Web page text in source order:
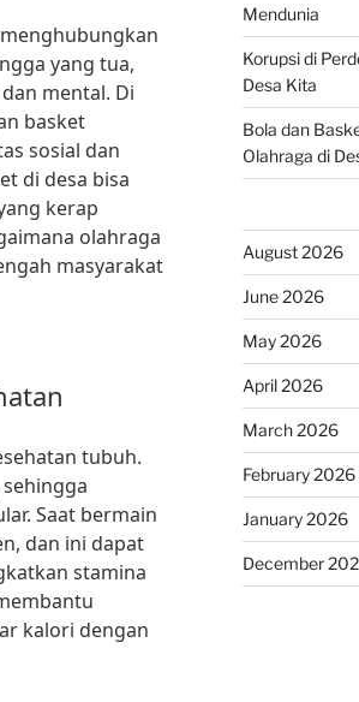
yang tua,
mental. Di
basket
sosial dan
di desa bisa
kerap
olahraga
masyarakat
tubuh.
Saat bermain
dan ini dapat
stamina
kalori dengan
Mendunia
Korupsi di
Desa Kita
Bola dan
Olahraga di
August 2026
June 2026
May 2026
April 2026
March 2026
February 2026
January 2026
December